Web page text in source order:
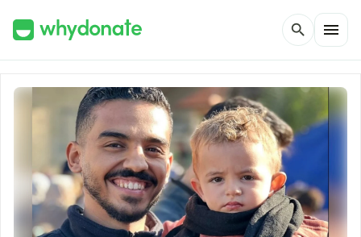
search menu